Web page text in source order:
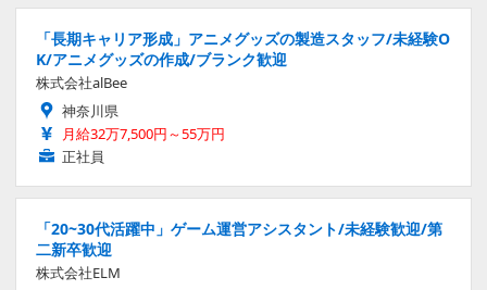
「長期キャリア形成」アニメグッズの製造スタッフ/未経験O
K/アニメグッズの作成/ブランク歓迎
株式会社alBee
神奈川県
月給32万7,500円～55万円
正社員
「20~30代活躍中」ゲーム運営アシスタント/未経験歓迎/第
二新卒歓迎
株式会社ELM